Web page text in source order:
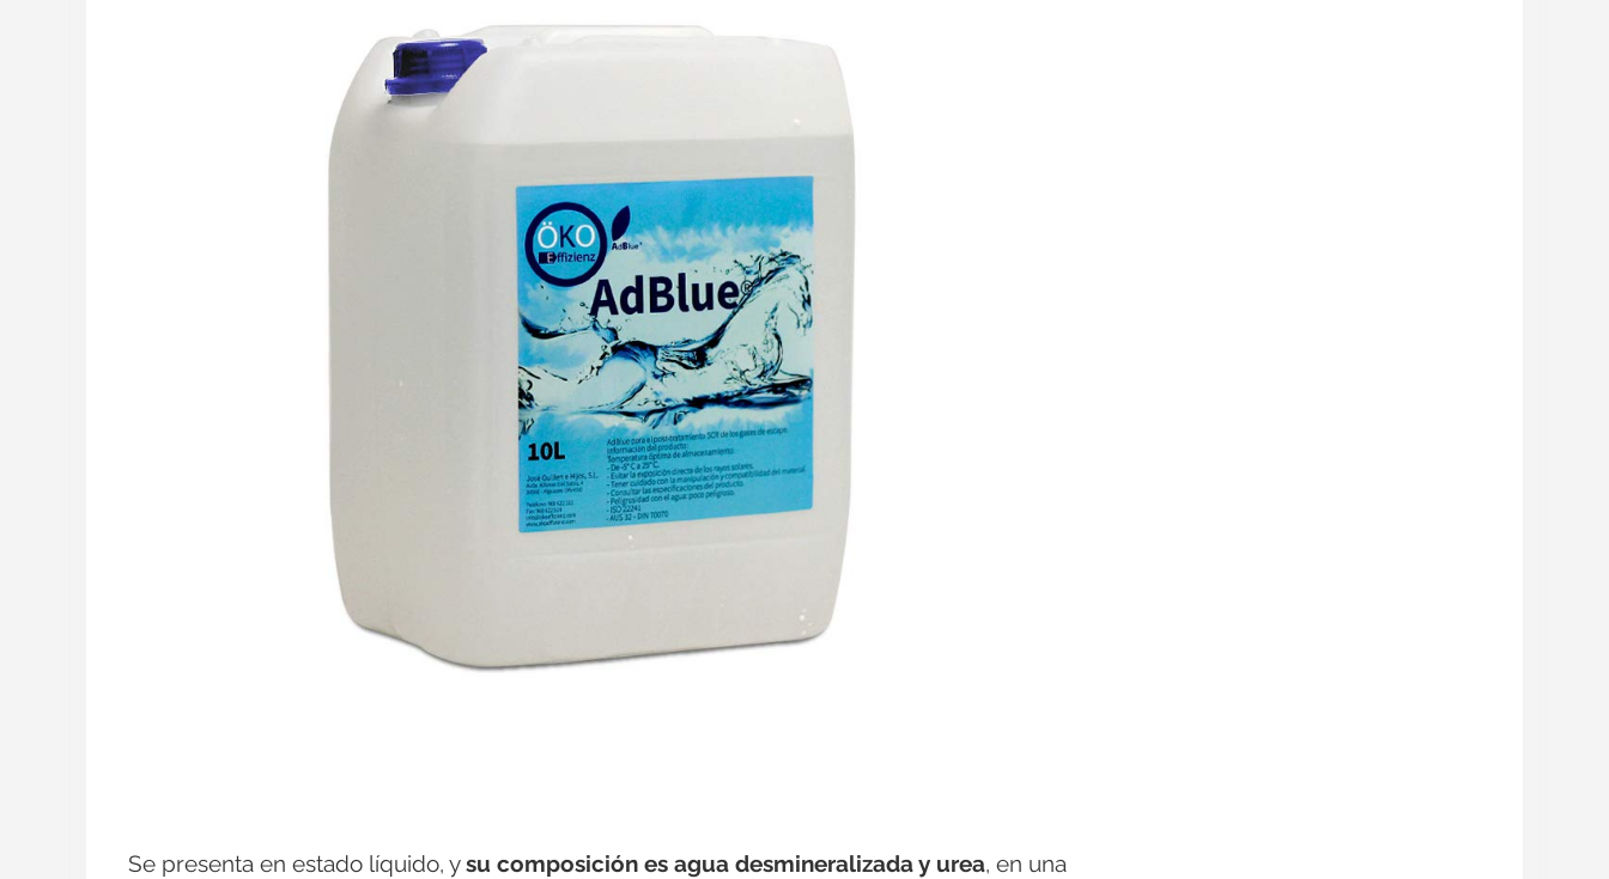
Se presenta en estado líquido, ysu composición es agua desmineralizada y urea, en una